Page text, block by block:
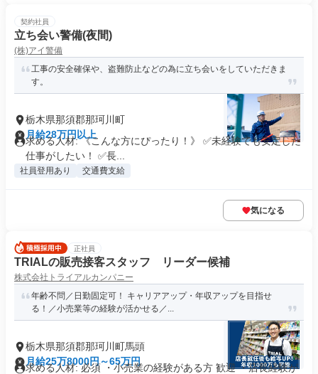
契約社員
立ち会い警備(夜間)
(株)アイ警備
工事の安全確保や、盗難防止などの為に立ち会いをしていただきま
す。
栃木県那須郡那珂川町
月給28万円以上
求める人材: 《こんな方にぴったり！》 ✅未経験でも安定した
仕事がしたい！ ✅長...
社員登用あり 交通費支給
気になる
正社員
TRIALの販売接客スタッフ リーダー候補
株式会社トライアルカンパニー
年齢不問／日勤固定可！ キャリアアップ・年収アップを目指せ
る！／小売業等の経験が活かせる／...
栃木県那須郡那珂川町馬頭
月給25万8000円～65万円
求める人材: 必須 ・小売業の経験がある方 歓迎 ・店長経験が